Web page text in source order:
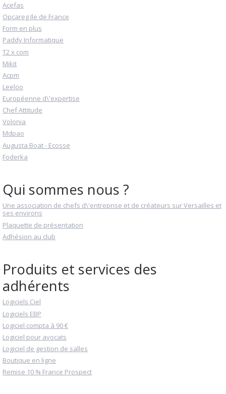
Acefas
Opcareg Ile de France
Form en plus
Paddy Informatique
T2 x com
Mikit
Acpm
Leeloo
Européenne d\'expertise
Chef Attitude
Volonia
Mdpao
Augusta Boat - Ecosse
Foderka
Qui sommes nous ?
Une association de chefs d\'entreprise et de créateurs sur Versailles et
ses environs
Plaquette de présentation
Adhésion au club
Produits et services des
adhérents
Logiciels Ciel
Logiciels EBP
Logiciel compta à 90 €
Logiciel pour avocats
Logiciel de gestion de salles
Boutique en ligne
Remise 10 % France Prospect